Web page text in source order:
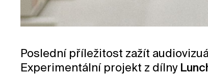
Poslední příležitost zažít
Experimentální projekt z dílny